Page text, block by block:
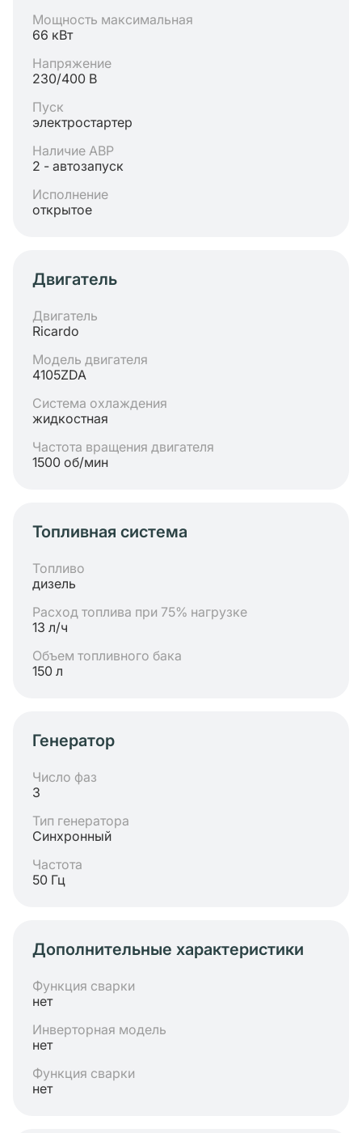
Мощность максимальная
66 кВт
Напряжение
230/400 В
Пуск
электростартер
Наличие АВР
2 - автозапуск
Исполнение
открытое
Двигатель
Двигатель
Ricardo
Модель двигателя
4105ZDA
Система охлаждения
жидкостная
Частота вращения двигателя
1500 об/мин
Топливная система
Топливо
дизель
Расход топлива при 75% нагрузке
13 л/ч
Объем топливного бака
150 л
Генератор
Число фаз
3
Тип генератора
Синхронный
Частота
50 Гц
Дополнительные характеристики
Функция сварки
нет
Инверторная модель
нет
Функция сварки
нет